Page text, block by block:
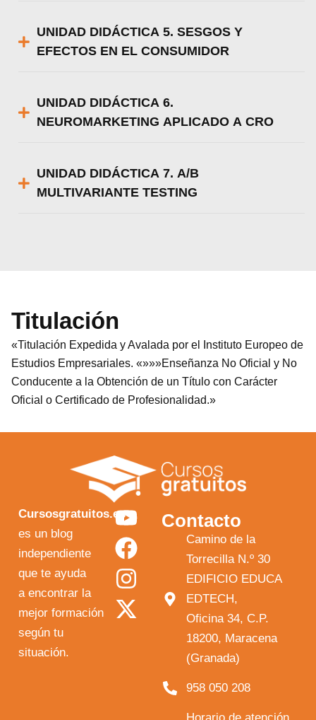
UNIDAD DIDÁCTICA 5. SESGOS Y
EFECTOS EN EL CONSUMIDOR
UNIDAD DIDÁCTICA 6.
NEUROMARKETING APLICADO A CRO
UNIDAD DIDÁCTICA 7. A/B
MULTIVARIANTE TESTING
Titulación
«Titulación Expedida y Avalada por el Instituto Europeo de
Estudios Empresariales. «»»»Enseñanza No Oficial y No
Conducente a la Obtención de un Título con Carácter
Oficial o Certificado de Profesionalidad.»
Cursosgratuitos.es
es un blog
independiente
que te ayuda
a encontrar la
mejor formación
según tu
situación.
Y
o
u
t
u
F
a
c
e
b
I
n
s
t
a
X
-
t
w
i
Contacto
Camino de la
Torrecilla N.º 30
EDIFICIO EDUCA
EDTECH,
Oficina 34, C.P.
18200, Maracena
(Granada)
958 050 208
Horario de atención